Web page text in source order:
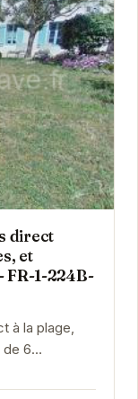
direct
et
FR-1-224B-
à la plage,
de 6
pour des...